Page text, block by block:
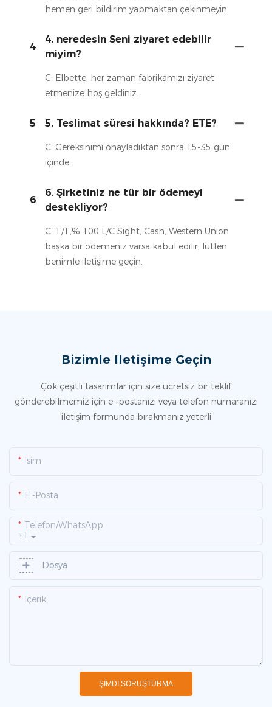
hemen geri bildirim yapmaktan çekinmeyin.
4
4. neredesin Seni ziyaret edebilir
miyim?
C: Elbette, her zaman fabrikamızı ziyaret
etmenize hoş geldiniz.
5 5. Teslimat süresi hakkında? ETE?
C: Gereksinimi onayladıktan sonra 15-35 gün
içinde.
6
6. Şirketiniz ne tür bir ödemeyi
destekliyor?
C: T/T,% 100 L/C Sight, Cash, Western Union
başka bir ödemeniz varsa kabul edilir, lütfen
benimle iletişime geçin.
Bizimle Iletişime Geçin
Çok çeşitli tasarımlar için size ücretsiz bir teklif
gönderebilmemiz için e -postanızı veya telefon numaranızı
iletişim formunda bırakmanız yeterli
Isim
E -posta
+1
Telefon/WhatsApp
Dosya
Içerik
ŞIMDI SORUŞTURMA